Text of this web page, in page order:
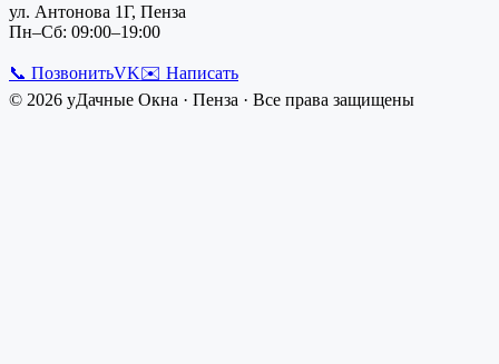
ул. Антонова 1Г, Пенза
Пн–Сб: 09:00–19:00
📞 ПозвонитьVK✉️ Написать
© 2026 уДачные Окна · Пенза · Все права защищены